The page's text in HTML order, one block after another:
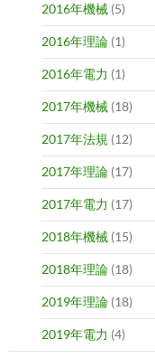
2016年機械 (5)
2016年理論 (1)
2016年電力 (1)
2017年機械 (18)
2017年法規 (12)
2017年理論 (17)
2017年電力 (17)
2018年機械 (15)
2018年理論 (18)
2019年理論 (18)
2019年電力 (4)